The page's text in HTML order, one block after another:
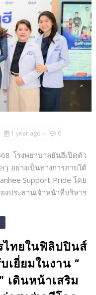
1 year ago 0
โรงพยาบาลยันฮีเปิดตัว
อย่างเป็นทางการภายใต้
Support Pride โดย
ระธานเจ้าหน้าที่บริหาร
ไทยในฟิลิปปินส์
เยี่ยมในงาน “
เดินหน้าเสริม